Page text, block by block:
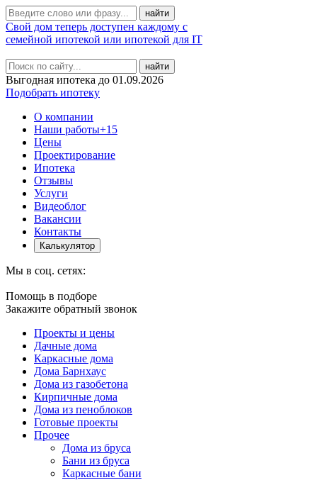
Свой дом теперь доступен каждому с
семейной ипотекой или ипотекой для IT
найти
Выгодная ипотека до 01.09.2026
Подобрать ипотеку
О компании
Наши работы+15
Цены
Проектирование
Ипотека
Отзывы
Услуги
Видеоблог
Вакансии
Контакты
Калькулятор
Мы в соц. сетях:
Помощь в подборе
Закажите обратный звонок
Проекты и цены
Дачные дома
Каркасные дома
Дома Барнхаус
Дома из газобетона
Кирпичные дома
Дома из пеноблоков
Готовые проекты
Прочее
Дома из бруса
Бани из бруса
Каркасные бани